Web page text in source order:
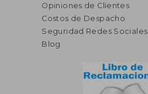
Opiniones de Clientes
Costos de Despacho
Seguridad Redes Sociales
Blog